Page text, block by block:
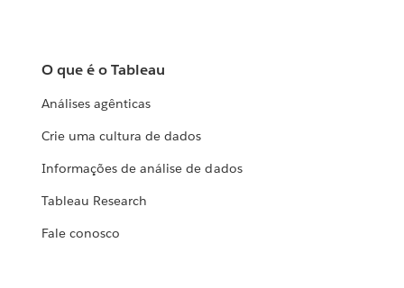
O que é o Tableau
Análises agênticas
Crie uma cultura de dados
Informações de análise de dados
Tableau Research
Fale conosco